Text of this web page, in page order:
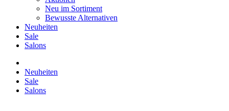
Neu im Sortiment
Bewusste Alternativen
Neuheiten
Sale
Salons
Neuheiten
Sale
Salons